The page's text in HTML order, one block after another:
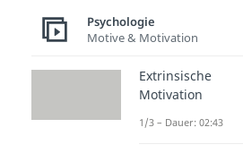
Psychologie
Motive & Motivation
Extrinsische
Motivation
1/3 – Dauer: 02:43